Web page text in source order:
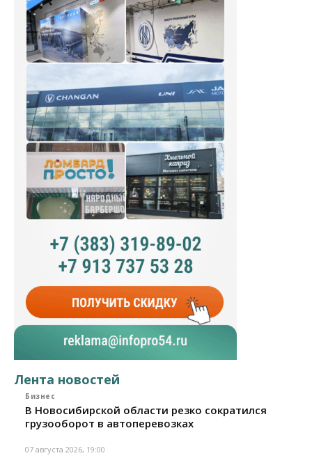
Лента новостей
Бизнес
В Новосибирской области резко сократился
грузооборот в автоперевозках
07 августа 2026, 19:00